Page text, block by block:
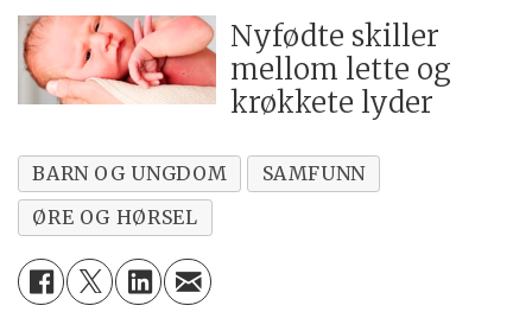
Nyfødte skiller
mellom lette og
krøkkete lyder
BARN OG UNGDOM
SAMFUNN
ØRE OG HØRSEL